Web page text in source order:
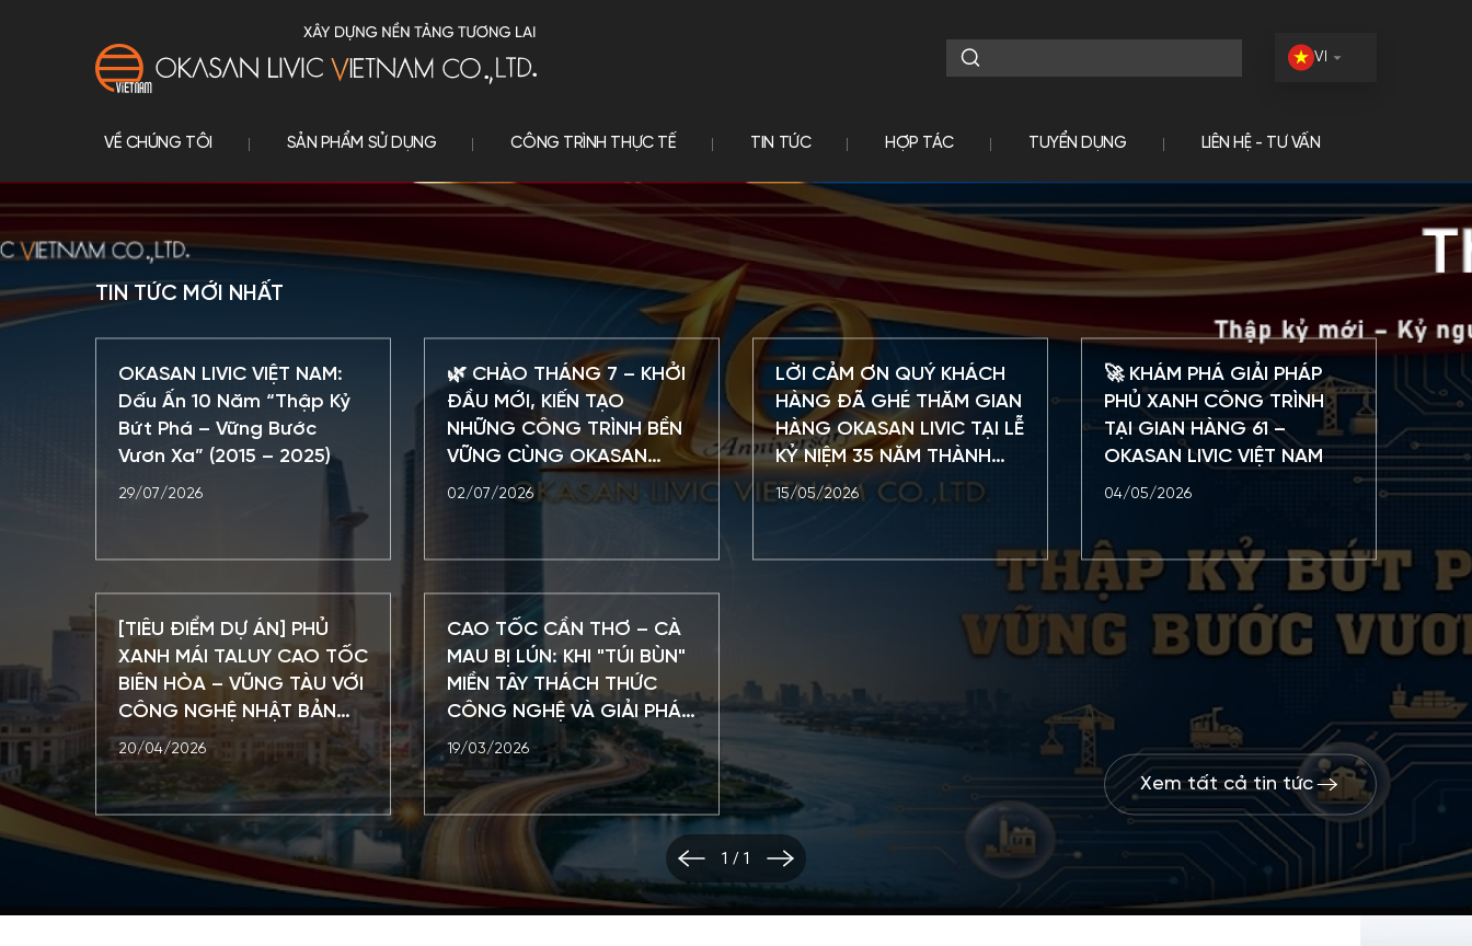
VI
VỀ CHÚNG TÔI SẢN PHẨM SỬ DỤNG CÔNG TRÌNH THỰC TẾ TIN TỨC HỢP TÁC TUYỂN DỤNG LIÊN HỆ - TƯ VẤN
1 / 1
TIN TỨC MỚI NHẤT
OKASAN LIVIC VIỆT NAM:
Dấu Ấn 10 Năm “Thập Kỷ
Bứt Phá – Vững Bước
Vươn Xa” (2015 – 2025)
29/07/2026
🌿 CHÀO THÁNG 7 – KHỞI
ĐẦU MỚI, KIẾN TẠO
NHỮNG CÔNG TRÌNH BỀN
VỮNG CÙNG OKASAN
LIVIC VIỆT NAM
02/07/2026
LỜI CẢM ƠN QUÝ KHÁCH
HÀNG ĐÃ GHÉ THĂM GIAN
HÀNG OKASAN LIVIC TẠI LỄ
KỶ NIỆM 35 NĂM THÀNH
LẬP HIỆP HỘI SACA
15/05/2026
🚀 KHÁM PHÁ GIẢI PHÁP
PHỦ XANH CÔNG TRÌNH
TẠI GIAN HÀNG 61 –
OKASAN LIVIC VIỆT NAM
04/05/2026
[TIÊU ĐIỂM DỰ ÁN] PHỦ
XANH MÁI TALUY CAO TỐC
BIÊN HÒA – VŨNG TÀU VỚI
CÔNG NGHỆ NHẬT BẢN
TAKINO FILTER
20/04/2026
CAO TỐC CẦN THƠ – CÀ
MAU BỊ LÚN: KHI "TÚI BÙN"
MIỀN TÂY THÁCH THỨC
CÔNG NGHỆ VÀ GIẢI PHÁP
ĐỘT PHÁ TỪ EPS OKASAN
LIVIC
19/03/2026
Xem tất cả tin tức